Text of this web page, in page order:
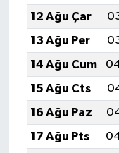
12 Ağu Çar
13 Ağu Per
14 Ağu Cum
15 Ağu Cts
16 Ağu Paz
17 Ağu Pts